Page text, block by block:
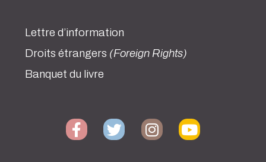
Lettre d’information
Droits étrangers (Foreign Rights)
Banquet du livre